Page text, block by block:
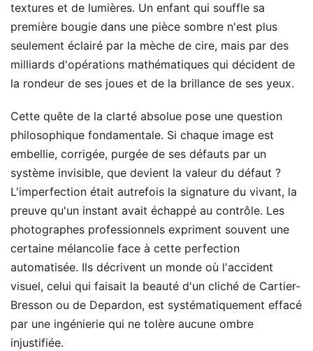
textures et de lumières. Un enfant qui souffle sa
première bougie dans une pièce sombre n'est plus
seulement éclairé par la mèche de cire, mais par des
milliards d'opérations mathématiques qui décident de
la rondeur de ses joues et de la brillance de ses yeux.
Cette quête de la clarté absolue pose une question
philosophique fondamentale. Si chaque image est
embellie, corrigée, purgée de ses défauts par un
système invisible, que devient la valeur du défaut ?
L'imperfection était autrefois la signature du vivant, la
preuve qu'un instant avait échappé au contrôle. Les
photographes professionnels expriment souvent une
certaine mélancolie face à cette perfection
automatisée. Ils décrivent un monde où l'accident
visuel, celui qui faisait la beauté d'un cliché de Cartier-
Bresson ou de Depardon, est systématiquement effacé
par une ingénierie qui ne tolère aucune ombre
injustifiée.